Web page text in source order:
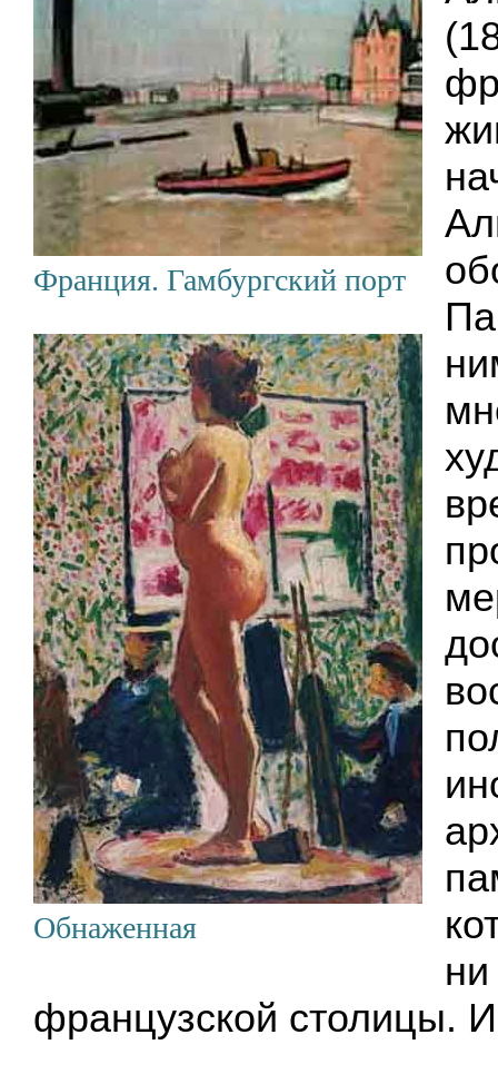
Франция. Гамбургский порт
Обнаженная
французской столицы.